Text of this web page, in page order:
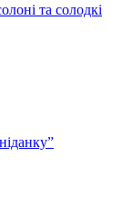
та солодкі